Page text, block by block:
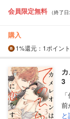
会員限定無料 （終了日:
購入
1%還元 ：1ポイン
3
前